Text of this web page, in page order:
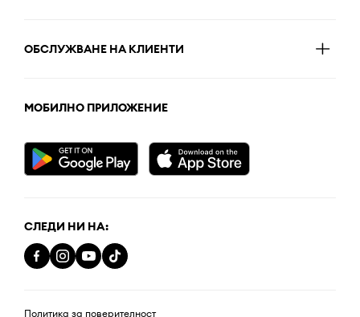
ОБСЛУЖВАНЕ НА КЛИЕНТИ
МОБИЛНО ПРИЛОЖЕНИЕ
СЛЕДИ НИ НА:
Политика за поверителност